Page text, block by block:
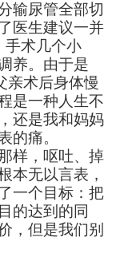
输尿管全部切
医生建议一并
手术几个小
养。由于是
亲术后身体慢
是一种人生不
还是我和妈妈
的痛。
样，呕吐、掉
本无以言表，
一个目标：把
的达到的同
，但是我们别